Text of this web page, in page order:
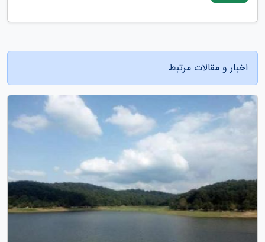
اخبار و مقالات مرتبط